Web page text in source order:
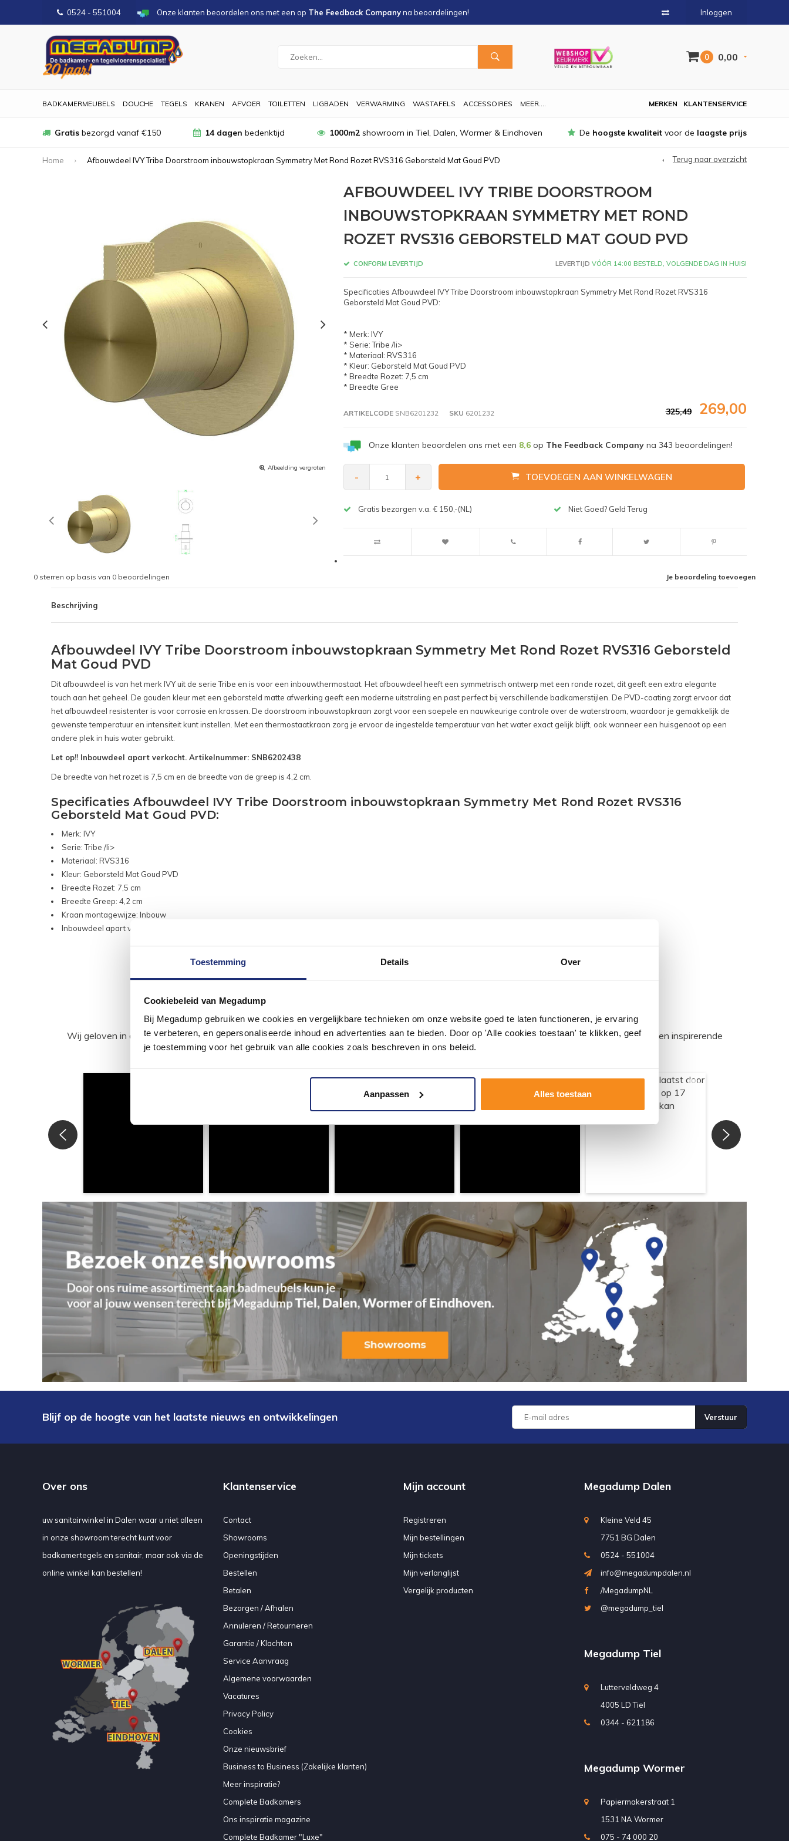
Toestemming Details Over
Cookiebeleid van Megadump
Bij Megadump gebruiken we cookies en vergelijkbare technieken om onze website goed te laten functioneren, je ervaring
te verbeteren, en gepersonaliseerde inhoud en advertenties aan te bieden. Door op 'Alle cookies toestaan' te klikken, geef
je toestemming voor het gebruik van alle cookies zoals beschreven in ons beleid.
Aanpassen Alles toestaan
0524 - 551004 Onze klanten beoordelen ons met een op The Feedback Companyna beoordelingen! Inloggen
0 0,00
BADKAMERMEUBELS DOUCHE TEGELS KRANEN AFVOER TOILETTEN LIGBADEN VERWARMING WASTAFELS ACCESSOIRES MEER.... KLANTENSERVICE
MERKEN
Gratis bezorgd vanaf €150 14 dagen bedenktijd 1000m2showroom in Tiel, Dalen, Wormer & Eindhoven De hoogste kwaliteit voor de laagste prijs
Home Afbouwdeel IVY Tribe Doorstroom inbouwstopkraan Symmetry Met Rond Rozet RVS316 Geborsteld Mat Goud PVD Terug naar overzicht
Afbeelding vergroten
AFBOUWDEEL IVY TRIBE DOORSTROOM
INBOUWSTOPKRAAN SYMMETRY MET ROND
ROZET RVS316 GEBORSTELD MAT GOUD PVD
CONFORM LEVERTIJD LEVERTIJD VÓÓR 14:00 BESTELD, VOLGENDE DAG IN HUIS!
Specificaties Afbouwdeel IVY Tribe Doorstroom inbouwstopkraan Symmetry Met Rond Rozet RVS316
Geborsteld Mat Goud PVD:
* Merk: IVY
* Serie: Tribe /li>
* Materiaal: RVS316
* Kleur: Geborsteld Mat Goud PVD
* Breedte Rozet: 7,5 cm
* Breedte Gree
ARTIKELCODESNB6201232 SKU 6201232 325,49 269,00
Onze klanten beoordelen ons met een 8,6op The Feedback Companyna 343 beoordelingen!
- + TOEVOEGEN AAN WINKELWAGEN
Gratis bezorgen v.a. € 150,-(NL) Niet Goed? Geld Terug
Je beoordeling toevoegen
0 sterren op basis van 0 beoordelingen
Beschrijving
Afbouwdeel IVY Tribe Doorstroom inbouwstopkraan Symmetry Met Rond Rozet RVS316 Geborsteld
Mat Goud PVD
Dit afbouwdeel is van het merk IVY uit de serie Tribe en is voor een inbouwthermostaat. Het afbouwdeel heeft een symmetrisch ontwerp met een ronde rozet, dit geeft een extra elegante
touch aan het geheel. De gouden kleur met een geborsteld matte afwerking geeft een moderne uitstraling en past perfect bij verschillende badkamerstijlen. De PVD-coating zorgt ervoor dat
het afbouwdeel resistenter is voor corrosie en krassen. De doorstroom inbouwstopkraan zorgt voor een soepele en nauwkeurige controle over de waterstroom, waardoor je gemakkelijk de
gewenste temperatuur en intensiteit kunt instellen. Met een thermostaatkraan zorg je ervoor de ingestelde temperatuur van het water exact gelijk blijft, ook wanneer een huisgenoot op een
andere plek in huis water gebruikt.
Let op!! Inbouwdeel apart verkocht. Artikelnummer: SNB6202438
De breedte van het rozet is 7,5 cm en de breedte van de greep is 4,2 cm.
Specificaties Afbouwdeel IVY Tribe Doorstroom inbouwstopkraan Symmetry Met Rond Rozet RVS316
Geborsteld Mat Goud PVD:
Merk: IVY
Serie: Tribe /li>
Materiaal: RVS316
Kleur: Geborsteld Mat Goud PVD
Breedte Rozet: 7,5 cm
Breedte Greep: 4,2 cm
Kraan montagewijze: Inbouw
Inbouwdeel apart verkocht
#mijndroombadkamer
Wij geloven in de kracht van delen. Deel jouw badkamer op Instagram met #mijndroombadkamer en tag @megadumpnl. Samen bouwen we een inspirerende
omgeving vol met unieke badkamerstijlen. Doe je mee?
Blijf op de hoogte van het laatste nieuws en ontwikkelingen Verstuur
Over ons
uw sanitairwinkel in Dalen waar u niet alleen
in onze showroom terecht kunt voor
badkamertegels en sanitair, maar ook via de
online winkel kan bestellen!
Klantenservice
Contact
Showrooms
Openingstijden
Bestellen
Betalen
Bezorgen / Afhalen
Annuleren / Retourneren
Garantie / Klachten
Service Aanvraag
Algemene voorwaarden
Vacatures
Privacy Policy
Cookies
Onze nieuwsbrief
Business to Business (Zakelijke klanten)
Meer inspiratie?
Complete Badkamers
Ons inspiratie magazine
Complete Badkamer "Luxe"
Mijn account
Registreren
Mijn bestellingen
Mijn tickets
Mijn verlanglijst
Vergelijk producten
Megadump Dalen
Kleine Veld 45
7751 BG Dalen
0524 - 551004
info@megadumpdalen.nl
/MegadumpNL
@megadump_tiel
Megadump Tiel
Lutterveldweg 4
4005 LD Tiel
0344 - 621186
Megadump Wormer
Papiermakerstraat 1
1531 NA Wormer
075 - 74 000 20